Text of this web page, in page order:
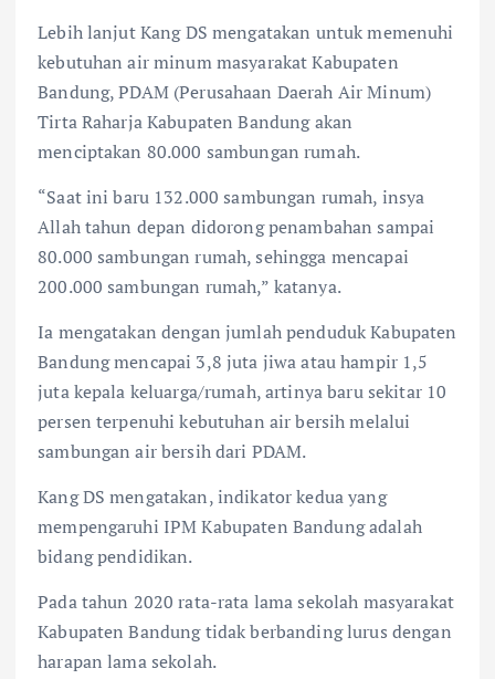
Lebih lanjut Kang DS mengatakan untuk memenuhi
kebutuhan air minum masyarakat Kabupaten
Bandung, PDAM (Perusahaan Daerah Air Minum)
Tirta Raharja Kabupaten Bandung akan
menciptakan 80.000 sambungan rumah.
“Saat ini baru 132.000 sambungan rumah, insya
Allah tahun depan didorong penambahan sampai
80.000 sambungan rumah, sehingga mencapai
200.000 sambungan rumah,” katanya.
Ia mengatakan dengan jumlah penduduk Kabupaten
Bandung mencapai 3,8 juta jiwa atau hampir 1,5
juta kepala keluarga/rumah, artinya baru sekitar 10
persen terpenuhi kebutuhan air bersih melalui
sambungan air bersih dari PDAM.
Kang DS mengatakan, indikator kedua yang
mempengaruhi IPM Kabupaten Bandung adalah
bidang pendidikan.
Pada tahun 2020 rata-rata lama sekolah masyarakat
Kabupaten Bandung tidak berbanding lurus dengan
harapan lama sekolah.